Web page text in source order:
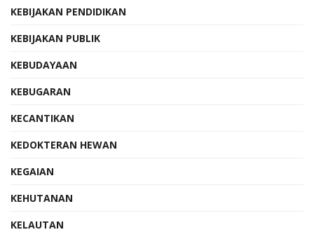
KEBIJAKAN PENDIDIKAN
KEBIJAKAN PUBLIK
KEBUDAYAAN
KEBUGARAN
KECANTIKAN
KEDOKTERAN HEWAN
KEGAIAN
KEHUTANAN
KELAUTAN